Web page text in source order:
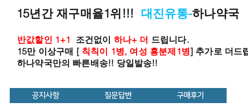
15년간 재구매율1위!!! 대진유통-하나약국
반값할인 1+1 조건없이 하나+ 더 드립니다.
15만 이상구매 [ 칙칙이 1병, 여성 흥분제1병] 추가로 더드
하나약국만의 빠른배송!! 당일발송!!
공지사항 질문답변 구매후기